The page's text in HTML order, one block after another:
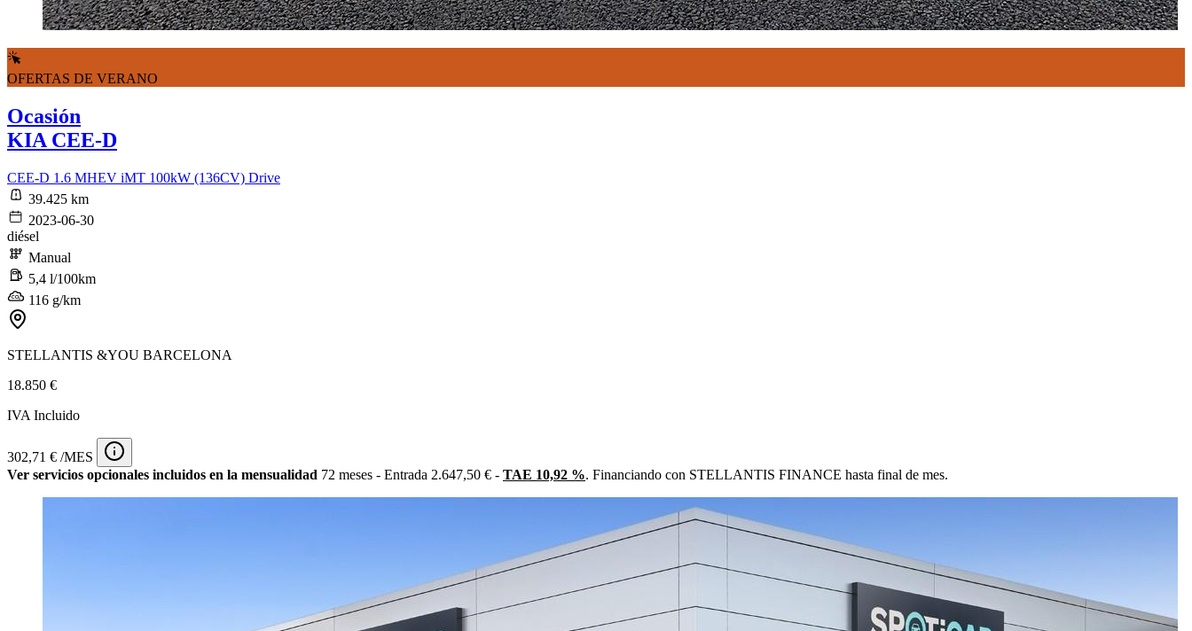
OFERTAS DE VERANO
Ocasión
KIA CEE-D
CEE-D 1.6 MHEV iMT 100kW (136CV) Drive
39.425 km
2023-06-30
diésel
Manual
5,4 l/100km
116 g/km
STELLANTIS &YOU BARCELONA
18.850 €
IVA Incluido
302,71 € /MES
Ver servicios opcionales incluidos en la mensualidad 72 meses - Entrada 2.647,50 € - TAE 10,92 %. Financiando con STELLANTIS FINANCE hasta final de mes.